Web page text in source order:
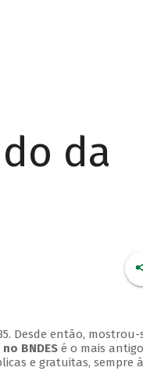
da
Desde então, mostrou-
BNDESé o mais antigo
e gratuitas, sempre